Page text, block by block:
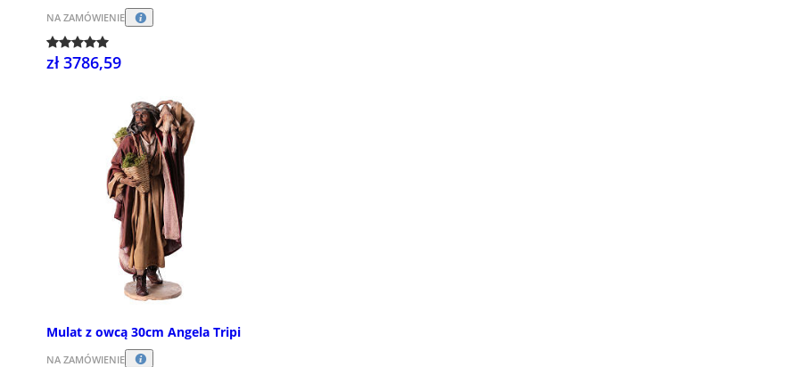
NA ZAMÓWIENIE
zł 3786,59
Mulat z owcą 30cm Angela Tripi
NA ZAMÓWIENIE